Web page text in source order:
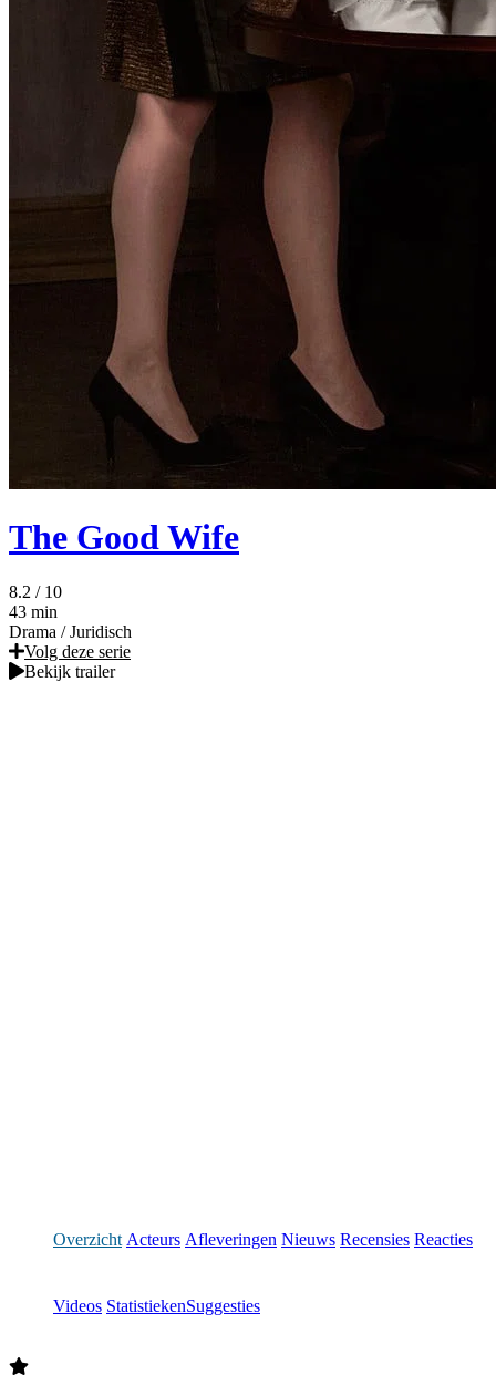
The Good Wife
8.2 / 10
43 min
Drama / Juridisch
Volg deze serie
Bekijk trailer
Overzicht Acteurs Afleveringen Nieuws Recensies Reacties
Videos StatistiekenSuggesties